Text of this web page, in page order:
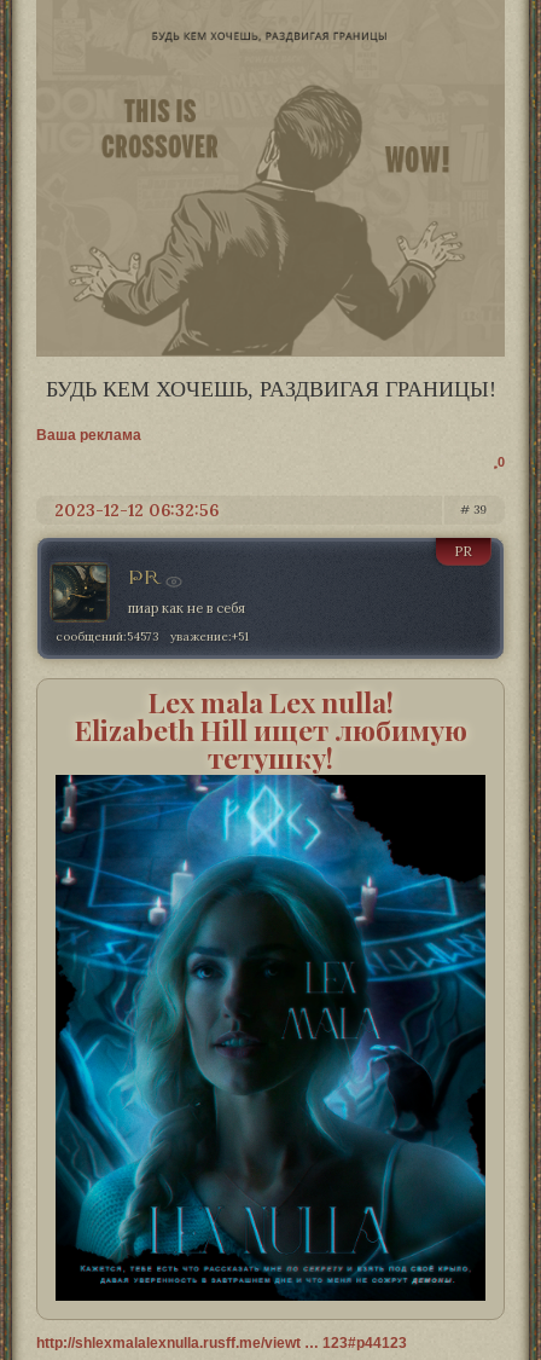
БУДЬ КЕМ ХОЧЕШЬ, РАЗДВИГАЯ ГРАНИЦЫ!
Ваша реклама
0
39
2023-12-12 06:32:56
PR
PR
пиар как не в себя
сообщений:54573 уважение:+51
Lex mala Lex nulla!
Elizabeth Hill ищет любимую
тетушку!
http://shlexmalalexnulla.rusff.me/viewt … 123#p44123